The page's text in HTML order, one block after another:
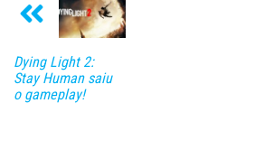
Dying Light 2:
Stay Human saiu
o gameplay!